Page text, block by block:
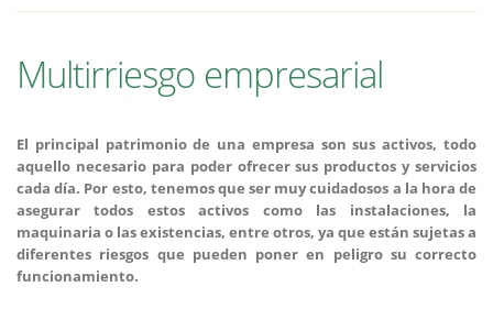
Multirriesgo empresarial
El principal patrimonio de una empresa son sus activos, todo
aquello necesario para poder ofrecer sus productos y servicios
cada día. Por esto, tenemos que ser muy cuidadosos a la hora de
asegurar todos estos activos como las instalaciones, la
maquinaria o las existencias, entre otros, ya que están sujetas a
diferentes riesgos que pueden poner en peligro su correcto
funcionamiento.